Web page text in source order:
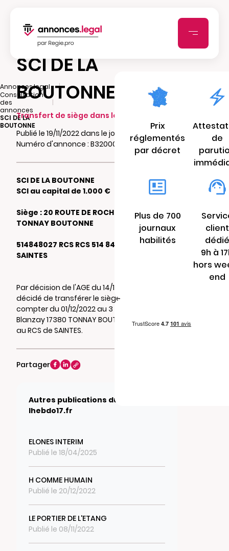
Annonces.legal
|
Consultation
des
annonces
|
SCI DE LA
BOUTONNE
SCI DE LA
BOUTONNE
Transfert de siège dans le même ressort
Publié le 19/11/2022 dans le journal lhebdo17.fr
Numéro d'annonce : B32000552uaa2
SCI DE LA BOUTONNE
SCI au capital de 1.000 €
Siège : 20 ROUTE DE ROCHEFORT 17380
TONNAY BOUTONNE
514848027 RCS RCS 514 848 027 de
SAINTES
Par décision de l'AGE du 14/11/2022, il a été
décidé de transférer le siège social à
compter du 01/12/2022 au 3 Rue des Près de
Blanzay 17380 TONNAY BOUTONNE. Mention
au RCS de SAINTES.
Partager
Autres publications du journal
lhebdo17.fr
ELONES INTERIM
Publié le 18/04/2025
H COMME HUMAIN
Publié le 20/12/2022
LE PORTIER DE L'ETANG
Publié le 08/11/2022
Prix
réglementés
par décret
de
Plus de 700
journaux
habilités
client
dédié
9h à
hors
end